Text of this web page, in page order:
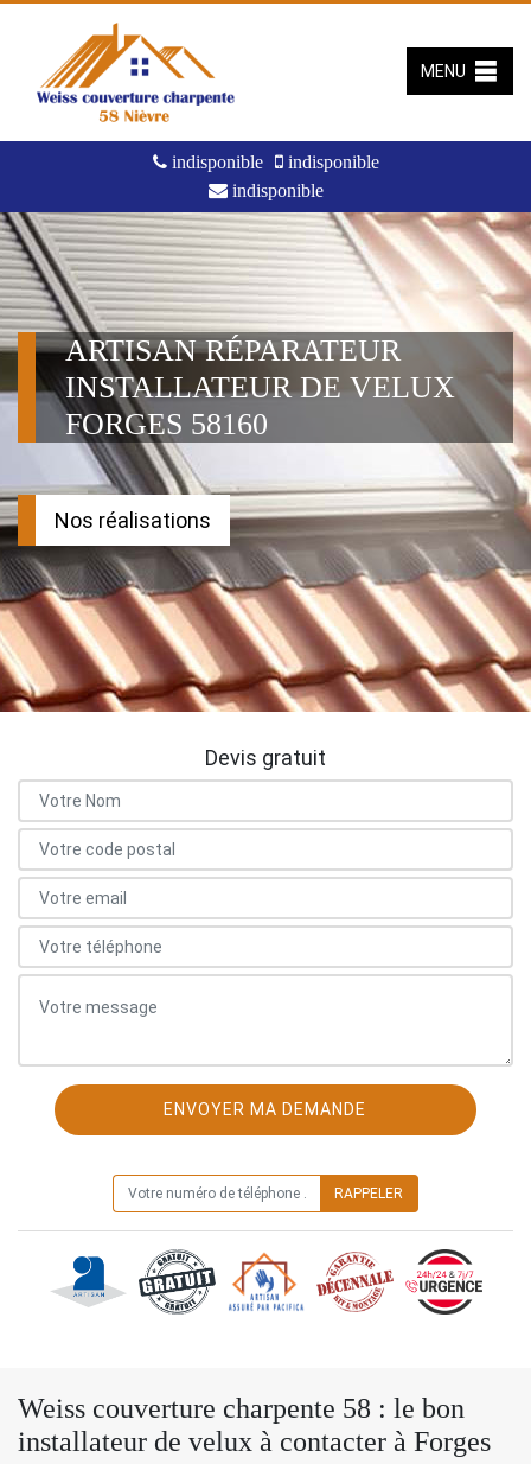
indisponible
indisponible
indisponible
MENU
ARTISAN RÉPARATEUR
INSTALLATEUR DE VELUX
FORGES 58160
Nos réalisations
Devis gratuit
Weiss couverture charpente 58 : le bon
installateur de velux à contacter à Forges